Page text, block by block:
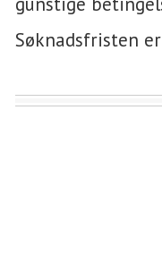
Søknadsfristen